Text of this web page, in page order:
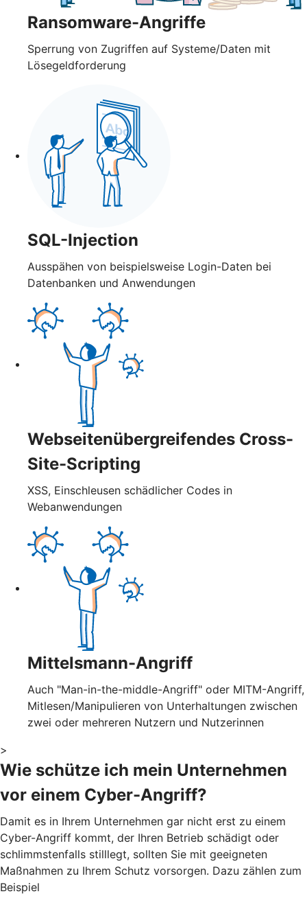
Ransomware-Angriffe
Sperrung von Zugriffen auf Systeme/Daten mit
Lösegeldforderung
SQL-Injection
Ausspähen von beispielsweise Login-Daten bei
Datenbanken und Anwendungen
Webseitenübergreifendes Cross-
Site-Scripting
XSS, Einschleusen schädlicher Codes in
Webanwendungen
Mittelsmann-Angriff
Auch "Man-in-the-middle-Angriff" oder MITM-Angriff,
Mitlesen/Manipulieren von Unterhaltungen zwischen
zwei oder mehreren Nutzern und Nutzerinnen
>
Wie schütze ich mein Unternehmen
vor einem Cyber-Angriff?
Damit es in Ihrem Unternehmen gar nicht erst zu einem
Cyber-Angriff kommt, der Ihren Betrieb schädigt oder
schlimmstenfalls stilllegt, sollten Sie mit geeigneten
Maßnahmen zu Ihrem Schutz vorsorgen. Dazu zählen zum
Beispiel